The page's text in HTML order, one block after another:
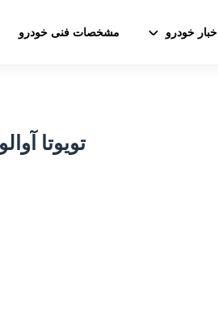
اخبار خودرو مشخصات فنی خودرو
تویوتا